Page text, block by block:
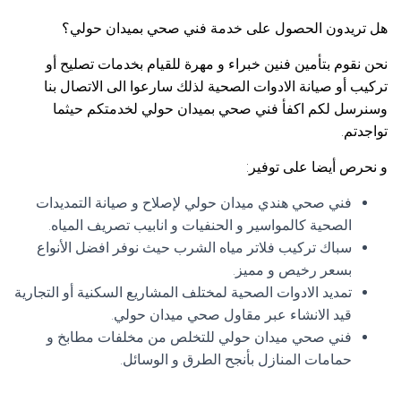
هل تريدون الحصول على خدمة فني صحي بميدان حولي؟
نحن نقوم بتأمين فنين خبراء و مهرة للقيام بخدمات تصليح أو
تركيب أو صيانة الادوات الصحية لذلك سارعوا الى الاتصال بنا
وسنرسل لكم اكفأ فني صحي بميدان حولي لخدمتكم حيثما
تواجدتم.
و نحرص أيضا على توفير:
فني صحي هندي ميدان حولي لإصلاح و صيانة التمديدات
الصحية كالمواسير و الحنفيات و انابيب تصريف المياه.
سباك تركيب فلاتر مياه الشرب حيث نوفر افضل الأنواع
بسعر رخيص و مميز.
تمديد الادوات الصحية لمختلف المشاريع السكنية أو التجارية
قيد الانشاء عبر مقاول صحي ميدان حولي.
فني صحي ميدان حولي للتخلص من مخلفات مطابخ و
حمامات المنازل بأنجح الطرق و الوسائل.